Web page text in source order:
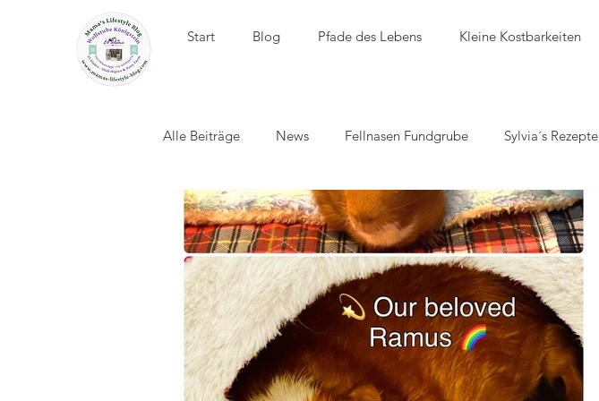
Start Blog Pfade des Lebens Kleine Kostbarkeiten
Alle Beiträge News Fellnasen Fundgrube Sylvia´s Rezepte
El Álamo - Club Hípico